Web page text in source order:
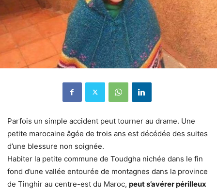
Parfois un simple accident peut tourner au drame. Une
petite marocaine âgée de trois ans est décédée des suites
d’une blessure non soignée.
Habiter la petite commune de Toudgha nichée dans le fin
fond d’une vallée entourée de montagnes dans la province
de Tinghir au centre-est du Maroc, peut s’avérer périlleux